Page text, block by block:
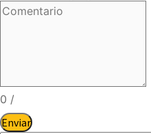
0 /
Enviar